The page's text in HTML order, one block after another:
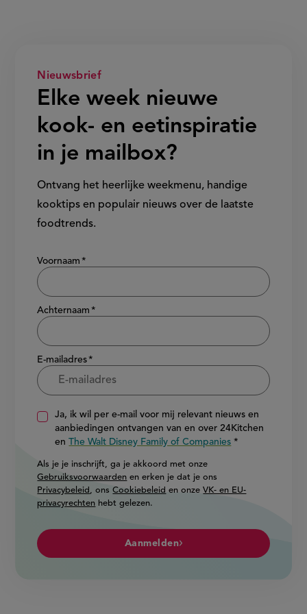
Nieuwsbrief
Elke week nieuwe
kook- en eetinspiratie
in je mailbox?
Ontvang het heerlijke weekmenu, handige
kooktips en populair nieuws over de laatste
foodtrends.
Show/hide
Voornaam
Achternaam
E-mailadres
Ja, ik wil per e-mail voor mij relevant nieuws en
aanbiedingen ontvangen van en over 24Kitchen
enThe Walt Disney Family of Companies
Als je je inschrijft, ga je akkoord met onze
Gebruiksvoorwaarden en erken je dat je ons
Privacybeleid , onsCookiebeleid en onzeVK- en EU-
privacyrechten hebt gelezen.
Aanmelden